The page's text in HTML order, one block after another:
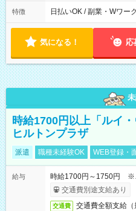
特徴 日払いOK / 副業・Wワー
気になる！ 応
時給1700円以上「ルイ
ヒルトンプラザ
派遣 職種未経験OK WEB登録・
給与
時給1700円～1750円 ※
交通費別途支給あり
交通費 交通費全額支給（